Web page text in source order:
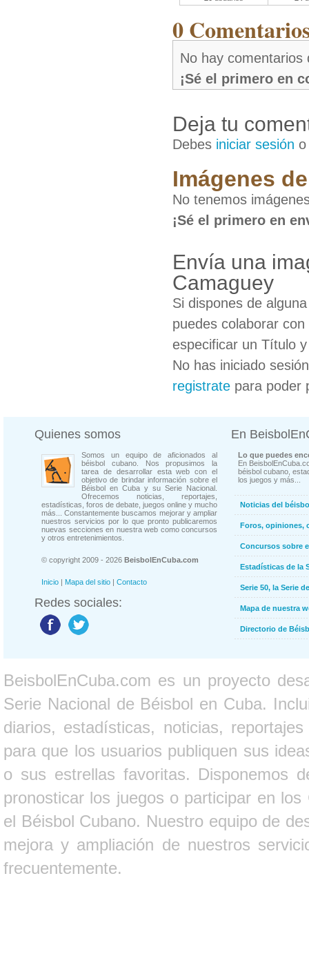
0
No hay comentarios
¡Sé el primero en
Deja tu
Debes iniciar sesión
Imágenes
No tenemos
¡Sé el primero en
Envía una
Camaguey
Si dispones de
puedes colaborar
especificar un Título
No has iniciado
registrate para poder
Quienes somos
Somos un equipo de aficionados al
béisbol cubano. Nos propusimos la
tarea de desarrollar esta web con el
objetivo de brindar información sobre el
Béisbol en Cuba y su Serie Nacional.
Ofrecemos noticias, reportajes,
estadísticas, foros de debate, juegos online y mucho
más... Constantemente buscamos mejorar y ampliar
nuestros servicios por lo que pronto publicaremos
nuevas secciones en nuestra web como concursos
y otros entretenimientos.
© copyright 2009 - 2026 BeisbolEnCuba.com
Inicio | Mapa del sitio | Contacto
Redes sociales:
En
Lo que puedes
En
béisbol cubano,
los juegos y más...
Noticias del
Foros, opiniones,
Concursos sobre
Estadísticas de la
Serie 50, la Serie
Mapa de nuestra
Directorio de
BeisbolEnCuba.com es un proyecto
Serie Nacional de Béisbol en Cuba.
diarios, estadísticas, noticias,
para que los usuarios publiquen sus
o sus estrellas favoritas. Disponemos
pronosticar los juegos o participar en
el Béisbol Cubano. Nuestro equipo de
mejora y ampliación de nuestros
frecuentemente.